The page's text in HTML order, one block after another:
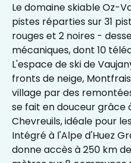
Le domaine skiable Oz-
pistes réparties sur 31
rouges et 2 noires -
mécaniques, dont 10
L'espace de ski de
fronts de neige,
village par des
se fait en douceur grâce
Chevreuils, idéale pour
Intégré à l'Alpe d'Huez
donne accès à 250 km